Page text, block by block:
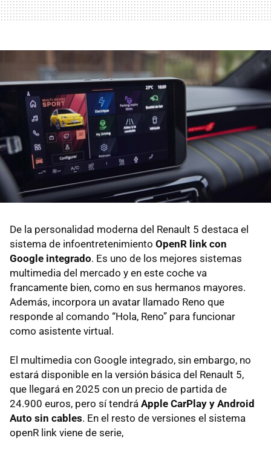
De la personalidad moderna del Renault 5 destaca el
sistema de infoentretenimiento OpenR link con
Google integrado. Es uno de los mejores sistemas
multimedia del mercado y en este coche va
francamente bien, como en sus hermanos mayores.
Además, incorpora un avatar llamado Reno que
responde al comando “Hola, Reno” para funcionar
como asistente virtual.
El multimedia con Google integrado, sin embargo, no
estará disponible en la versión básica del Renault 5,
que llegará en 2025 con un precio de partida de
24.900 euros, pero sí tendrá Apple CarPlay y Android
Auto sin cables. En el resto de versiones el sistema
openR link viene de serie,